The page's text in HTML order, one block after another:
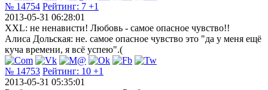
№ 14754 Рейтинг: 7 +1
2013-05-31 06:28:01
XXL: не ненависти! Любовь - самое опасное чувство!!
Алиса Дольская: не. самое опасное чувство это "да у меня ещё
куча времени, я всё успею".(
№ 14753 Рейтинг: 10 +1
2013-05-31 05:35:01